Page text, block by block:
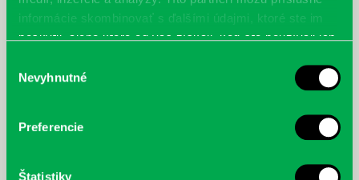
informácie skombinovať s ďalšími údajmi, ktoré ste im
poskytli, alebo ktoré od vás získali, keď ste používali ich
súhlasu
Nevyhnutné
Preferencie
Štatistiky